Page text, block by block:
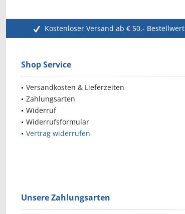
Kostenloser Versand ab € 50,- Bestellwert
Shop Service
Versandkosten & Lieferzeiten
Zahlungsarten
Widerruf
Widerrufsformular
Vertrag widerrufen
Unsere Zahlungsarten